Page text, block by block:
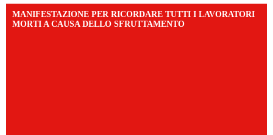
MANIFESTAZIONE PER RICORDARE TUTTI I LAVORATORI
MORTI A CAUSA DELLO SFRUTTAMENTO